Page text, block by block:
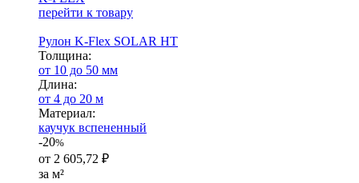
перейти к товару
Рулон K-Flex SOLAR HT
Тол­щи­на:
от 10 до 50 мм
Длина:
от 4 до 20 м
Ма­­те­­ри­­ал:
каучук вспененный
-20%
от 2 605,72 ₽
за м²